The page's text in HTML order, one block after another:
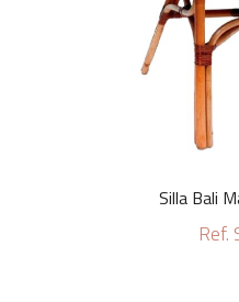
Silla Bali
Ref.